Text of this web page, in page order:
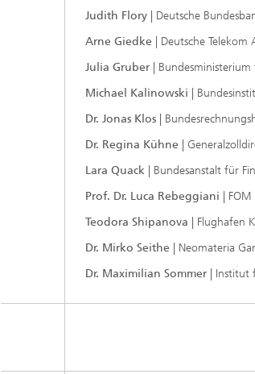
Judith Flory
| Deutsche
Arne Giedke | Deutsche Telekom
Julia Gruber
|
Michael Kalinowski |
Dr. Jonas Klos |
Dr. Regina Kühne |
Lara Quack | Bundesanstalt für
Prof. Dr. Luca Rebeggiani |
Teodora Shipanova | Flughafen
Dr. Mirko Seithe | Neomateria
Dr. Maximilian Sommer |